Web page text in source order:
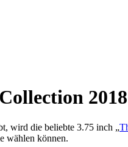
wird die beliebte 3.75 inch „
wählen können.